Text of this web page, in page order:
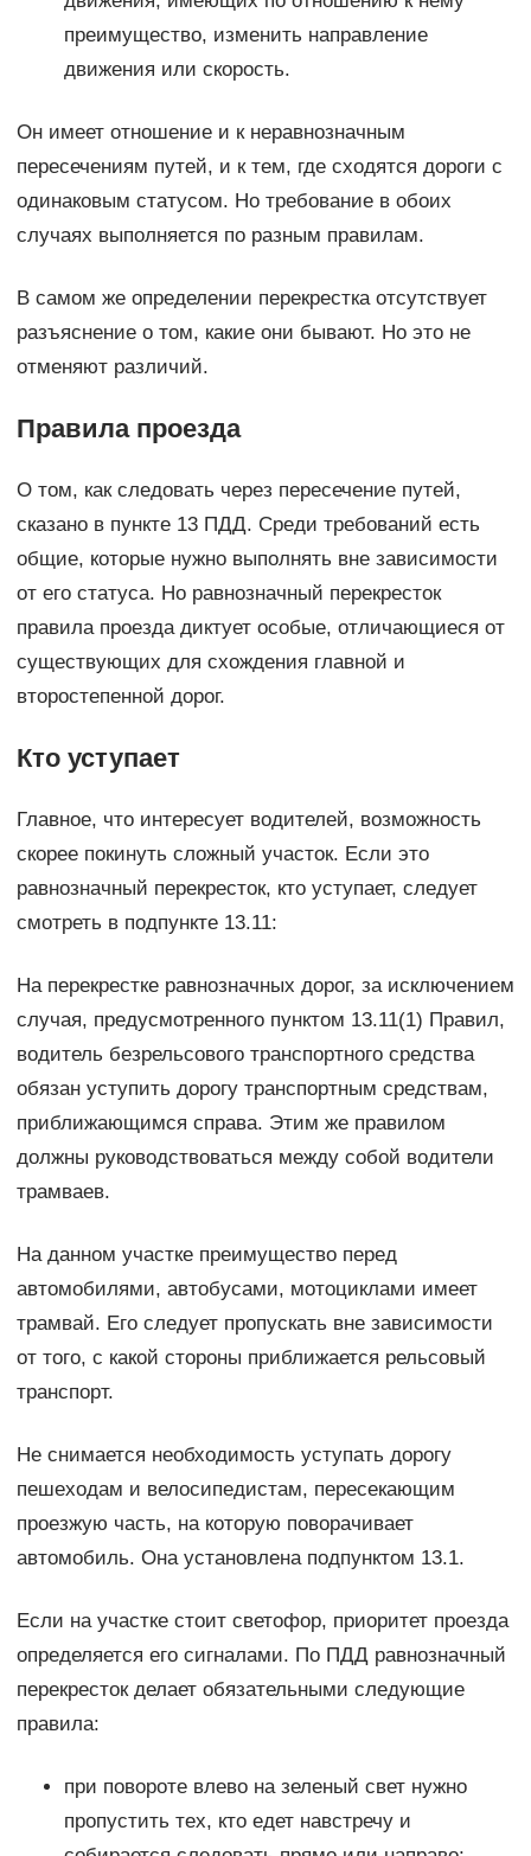
преимущество, изменить направление
движения или скорость.
Он имеет отношение и к неравнозначным
пересечениям путей, и к тем, где сходятся дороги с
одинаковым статусом. Но требование в обоих
случаях выполняется по разным правилам.
В самом же определении перекрестка отсутствует
разъяснение о том, какие они бывают. Но это не
отменяют различий.
Правила проезда
О том, как следовать через пересечение путей,
сказано в пункте 13 ПДД. Среди требований есть
общие, которые нужно выполнять вне зависимости
от его статуса. Но равнозначный перекресток
правила проезда диктует особые, отличающиеся от
существующих для схождения главной и
второстепенной дорог.
Кто уступает
Главное, что интересует водителей, возможность
скорее покинуть сложный участок. Если это
равнозначный перекресток, кто уступает, следует
смотреть в подпункте 13.11:
На перекрестке равнозначных дорог, за исключением
случая, предусмотренного пунктом 13.11(1) Правил,
водитель безрельсового транспортного средства
обязан уступить дорогу транспортным средствам,
приближающимся справа. Этим же правилом
должны руководствоваться между собой водители
трамваев.
На данном участке преимущество перед
автомобилями, автобусами, мотоциклами имеет
трамвай. Его следует пропускать вне зависимости
от того, с какой стороны приближается рельсовый
транспорт.
Не снимается необходимость уступать дорогу
пешеходам и велосипедистам, пересекающим
проезжую часть, на которую поворачивает
автомобиль. Она установлена подпунктом 13.1.
Если на участке стоит светофор, приоритет проезда
определяется его сигналами. По ПДД равнозначный
перекресток делает обязательными следующие
правила:
при повороте влево на зеленый свет нужно
пропустить тех, кто едет навстречу и